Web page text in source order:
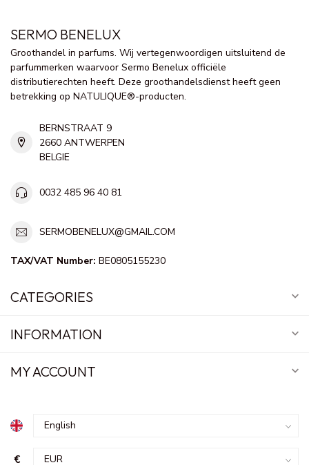
SERMO BENELUX
Groothandel in parfums. Wij vertegenwoordigen uitsluitend de
parfummerken waarvoor Sermo Benelux officiële
distributierechten heeft. Deze groothandelsdienst heeft geen
betrekking op NATULIQUE®-producten.
BERNSTRAAT 9
2660 ANTWERPEN
BELGIE
0032 485 96 40 81
SERMOBENELUX@GMAIL.COM
TAX/VAT Number: BE0805155230
CATEGORIES
INFORMATION
MY ACCOUNT
€